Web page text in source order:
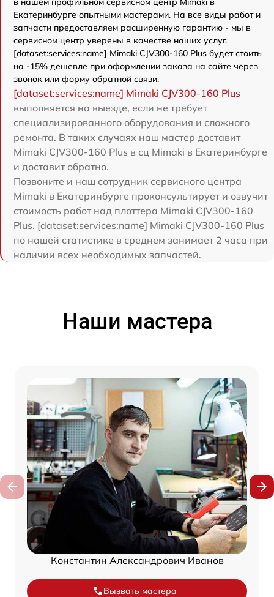
Екатеринбурге опытными мастерами. На все виды работ и
запчасти предоставляем расширенную гарантию - мы в
сервисном центр уверены в качестве наших услуг.
[dataset:services:name] Mimaki CJV300-160 Plus будет стоить
на -15% дешевле при оформлении заказа на сайте через
звонок или форму обратной связи.
[dataset:services:name] Mimaki CJV300-160 Plus
выполняется на выезде, если не требует
специализированного оборудования и сложного
ремонта. В таких случаях наш мастер доставит
Mimaki CJV300-160 Plus в сц Mimaki в Екатеринбурге
и доставит обратно.
Позвоните и наш сотрудник сервисного центра
Mimaki в Екатеринбурге проконсультирует и озвучит
стоимость работ над плоттера Mimaki CJV300-160
Plus. [dataset:services:name] Mimaki CJV300-160 Plus
по нашей статистике в среднем занимает 2 часа при
наличии всех необходимых запчастей.
Наши мастера
Константин Александрович Иванов
Вызвать мастера